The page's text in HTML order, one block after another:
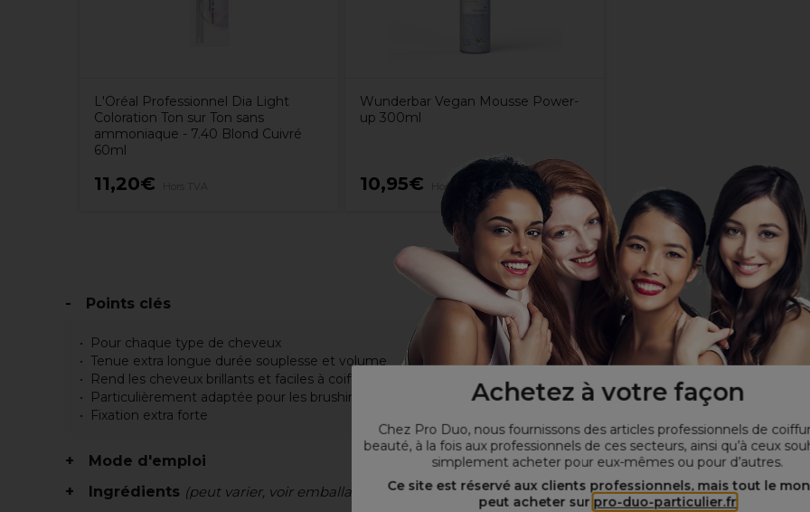
Achetez à votre façon
Chez Pro Duo, nous fournissons des articles professionnels de
beauté, à la fois aux professionnels de ces secteurs, ainsi qu’à ceux
simplement acheter pour eux-mêmes ou pour d’autres.
Ce site est réservé aux clients professionnels, mais tout le
peut acheter sur pro-duo-particulier.fr
L'Oréal Professionnel Dia Light
Coloration Ton sur Ton sans
ammoniaque - 7.40 Blond Cuivré
60ml
11,20€
Wunderbar Vegan Mousse Power-
up 300ml
10,95€ Hors TVA
Points clés
Pour chaque type de cheveux
Tenue extra longue durée souplesse et volume
Rend les cheveux brillants et faciles à coiffer
Particulièrement adaptée pour les brushings et mises en pils
Fixation extra forte
Mode d'emploi
Ingrédients (peut varier, voir emballage)